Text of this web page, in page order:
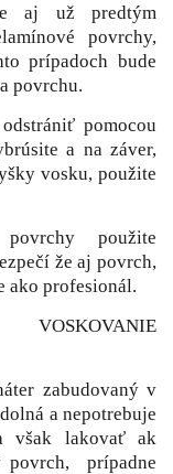
aj už predtým
povrchy,
prípadoch bude
povrchu.
pomocou
a na záver,
vosku, použite
použite
že aj povrch,
ako profesionál.
zabudovaný v
a nepotrebuje
však lakovať ak
povrch, prípadne